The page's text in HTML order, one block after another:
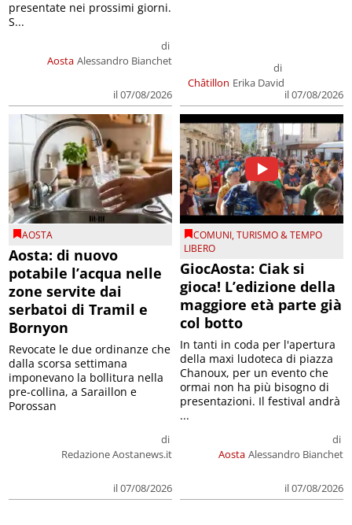
Aosta
di
Alessandro Bianchet
il 07/08/2026
presentate nei prossimi giorni.
S...
Châtillon
di
Erika David
il 07/08/2026
AOSTA
Aosta: di nuovo
potabile l’acqua nelle
zone servite dai
serbatoi di Tramil e
Bornyon
di
Redazione Aostanews.it
il 07/08/2026
Revocate le due ordinanze che
dalla scorsa settimana
imponevano la bollitura nella
pre-collina, a Saraillon e
Porossan
COMUNI,TURISMO & TEMPO
LIBERO
GiocAosta: Ciak si
gioca! L’edizione della
maggiore età parte già
col botto
Aosta
di
Alessandro Bianchet
il 07/08/2026
In tanti in coda per l'apertura
della maxi ludoteca di piazza
Chanoux, per un evento che
ormai non ha più bisogno di
presentazioni. Il festival andrà
...